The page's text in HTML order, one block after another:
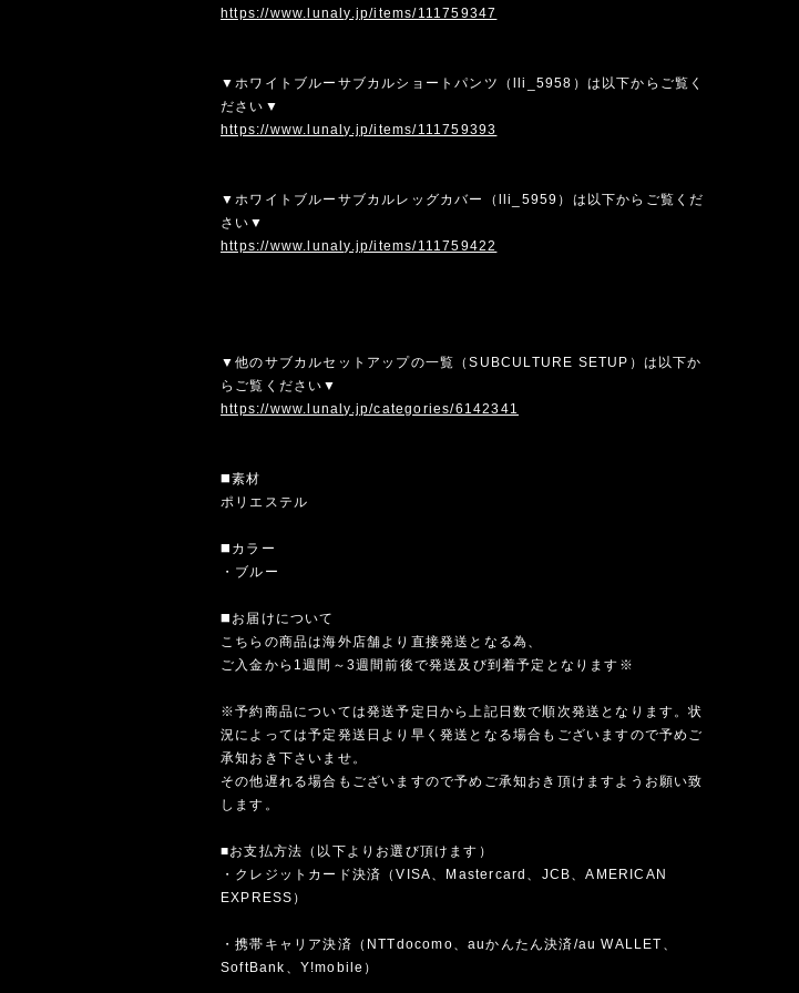
https://www.lunaly.jp/items/111759347
▼ホワイトブルーサブカルショートパンツ（lli_5958）は以下からご覧く
ださい▼
https://www.lunaly.jp/items/111759393
▼ホワイトブルーサブカルレッグカバー（lli_5959）は以下からご覧くだ
さい▼
https://www.lunaly.jp/items/111759422
▼他のサブカルセットアップの一覧（SUBCULTURE SETUP）は以下か
らご覧ください▼
https://www.lunaly.jp/categories/6142341
◼️素材
ポリエステル
◼️カラー
・ブルー
◼️お届けについて
こちらの商品は海外店舗より直接発送となる為、
ご入金から1週間～3週間前後で発送及び到着予定となります※
※予約商品については発送予定日から上記日数で順次発送となります。状
況によっては予定発送日より早く発送となる場合もございますので予めご
承知おき下さいませ。
その他遅れる場合もございますので予めご承知おき頂けますようお願い致
します。
■お支払方法（以下よりお選び頂けます）
・クレジットカード決済（VISA、Mastercard、JCB、AMERICAN
EXPRESS）
・携帯キャリア決済（NTTdocomo、auかんたん決済/au WALLET、
SoftBank、Y!mobile）